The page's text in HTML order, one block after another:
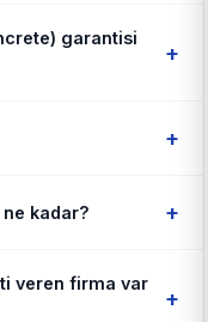
garantisi
+
+
ne kadar? +
veren firma var
+